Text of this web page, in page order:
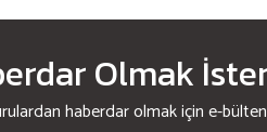
Olmak
haberdar olmak için e-